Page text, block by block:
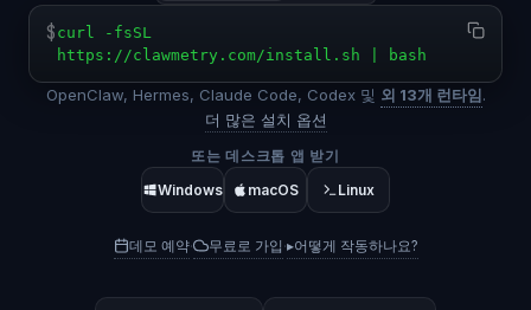
$ curl -fsSL
https://clawmetry.com/install.sh | bash
OpenClaw, Hermes, Claude Code, Codex 및 외 13개 런타임.
더 많은 설치 옵션
또는 데스크톱 앱 받기
Windows
macOS Linux
데모 예약· 무료로 가입 ·▸어떻게 작동하나요?